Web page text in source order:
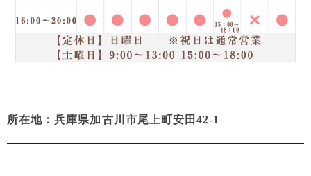
所在地：兵庫県加古川市尾上町安田42-1